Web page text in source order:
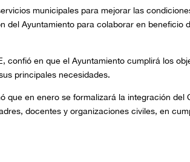
municipales para mejorar las
del Ayuntamiento para colaborar en beneficio
confió en que el Ayuntamiento cumplirá los
principales necesidades.
que en enero se formalizará la integración del
docentes y organizaciones civiles, en